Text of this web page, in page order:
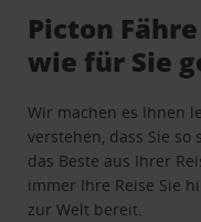
Picton
wie für Sie
Wir machen es Ihnen
verstehen, dass Sie
das Beste aus Ihrer
immer Ihre Reise Sie
zur Welt bereit.